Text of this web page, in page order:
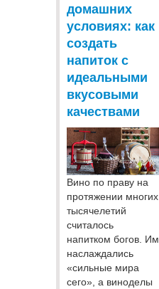
домашних
условиях: как
создать
напиток с
идеальными
вкусовыми
качествами
Вино по праву на
протяжении многих
тысячелетий
считалось
напитком богов. Им
наслаждались
«сильные мира
сего», а виноделы